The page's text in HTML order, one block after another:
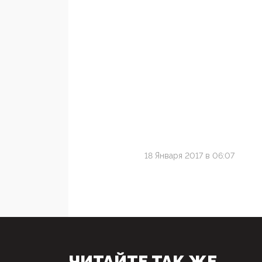
18 Января 2017 в 06:07